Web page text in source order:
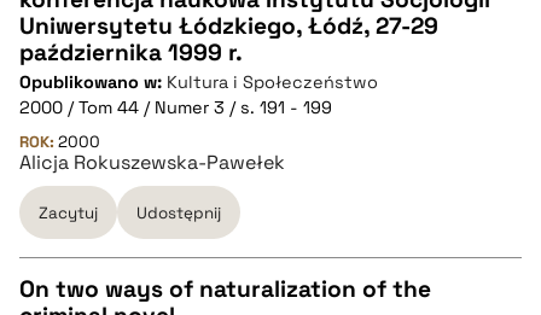
CZYSTY TEKST
pobierz cytat
BIBTEX
pobierz cytat
Uniwersytetu Łódzkiego, Łódź, 27-29
października 1999 r.
Opublikowano w: Kultura i Społeczeństwo
2000 / Tom 44 / Numer 3 / s. 191 - 199
ROK: 2000
Alicja Rokuszewska-Pawełek
Zacytuj Udostępnij
On two ways of naturalization of the